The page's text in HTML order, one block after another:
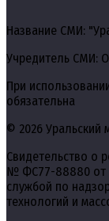
Название СМИ:
Учредитель СМИ:
При
обязательна
© 2026 Уральский
Свидетельство о
№ ФС77-88880 от
службой по
технологий и